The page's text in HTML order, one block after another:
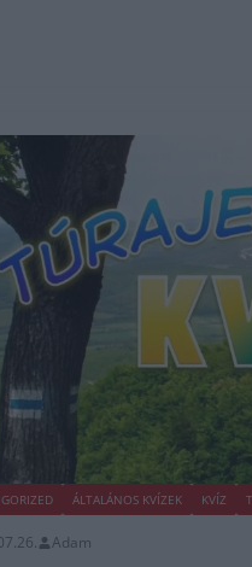
ÁLTALÁNOS KVÍZEK KVÍZ
Adam